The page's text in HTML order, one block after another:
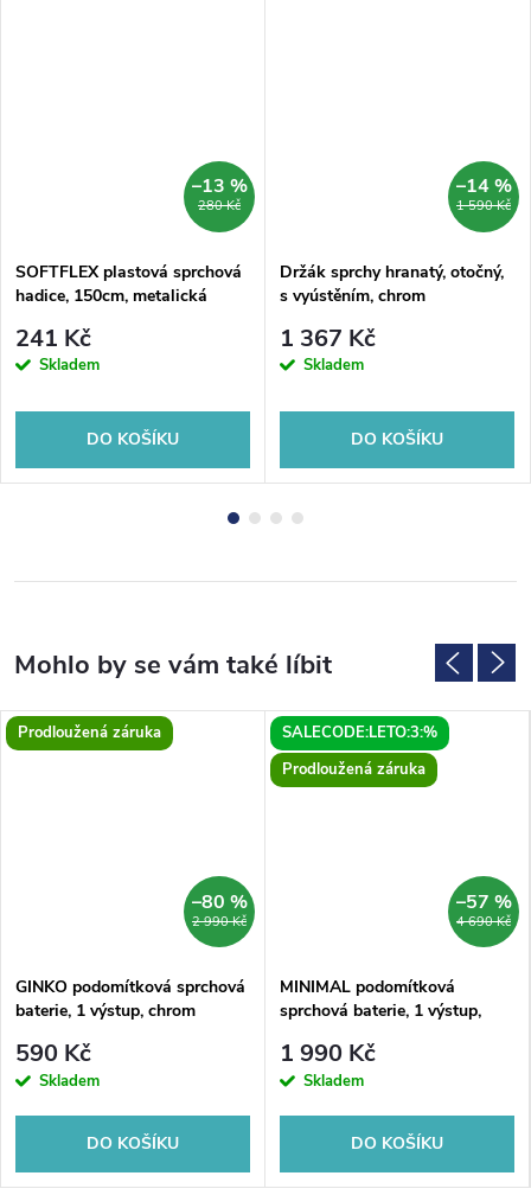
280 Kč
–13 %
SOFTFLEX plastová sprchová
hadice, 150cm, metalická
241 Kč
Skladem
DO KOŠÍKU
1 590 Kč
–14 %
Držák sprchy hranatý, otočný,
s vyústěním, chrom
1 367 Kč
Skladem
DO KOŠÍKU
Prodloužená záruka
2 990 Kč
–80 %
GINKO podomítková sprchová
baterie, 1 výstup, chrom
590 Kč
Skladem
DO KOŠÍKU
SALECODE:LETO:3:%
Prodloužená záruka
4 690 Kč
–57 %
MINIMAL podomítková
sprchová baterie, 1 výstup,
1 990 Kč
Skladem
DO KOŠÍKU